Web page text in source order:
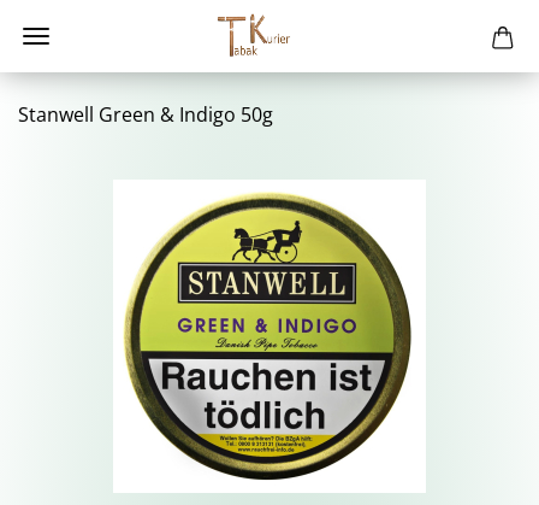
Stan­well Green & In­di­go 50g